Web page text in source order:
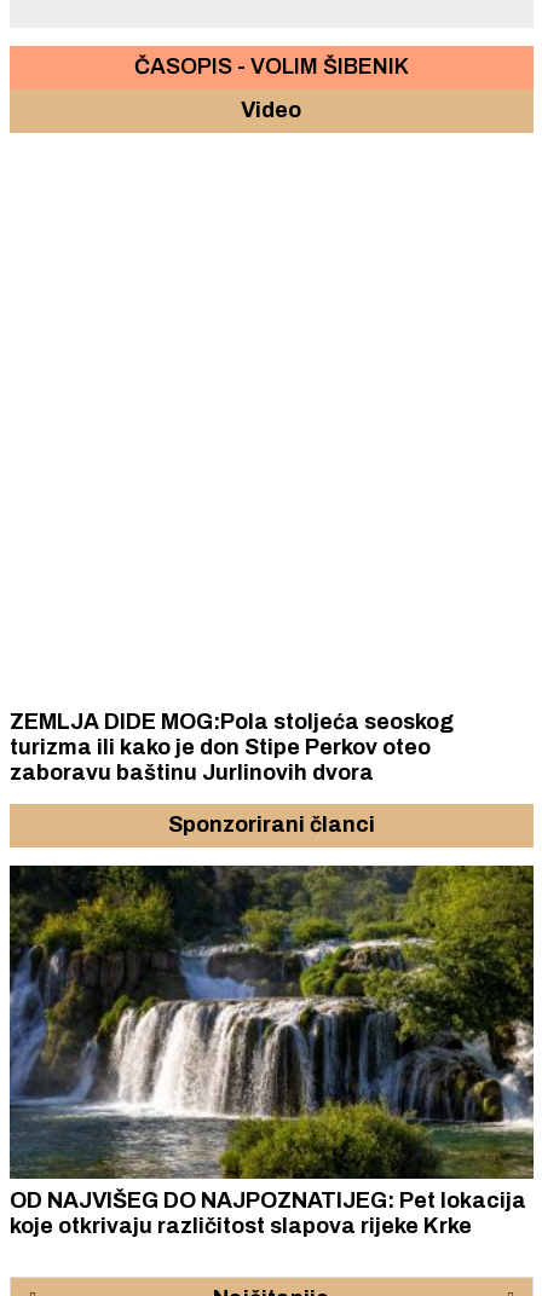
ČASOPIS - VOLIM ŠIBENIK
Video
ZEMLJA DIDE MOG:Pola stoljeća seoskog
turizma ili kako je don Stipe Perkov oteo
zaboravu baštinu Jurlinovih dvora
Sponzorirani članci
OD NAJVIŠEG DO NAJPOZNATIJEG: Pet lokacija
koje otkrivaju različitost slapova rijeke Krke